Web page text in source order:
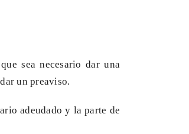
sea necesario dar una
un preaviso.
adeudado y la parte de